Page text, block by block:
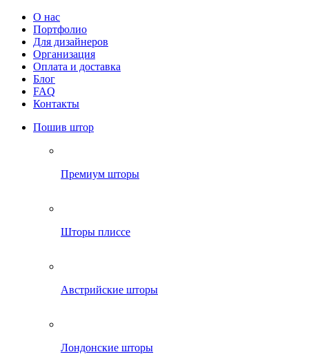
О нас
Портфолио
Для дизайнеров
Организация
Оплата и доставка
Блог
FAQ
Контакты
Пошив штор
Премиум шторы
Шторы плиссе
Австрийские шторы
Лондонские шторы